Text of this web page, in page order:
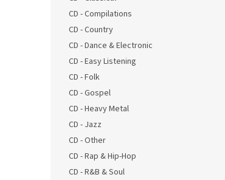
CD - Compilations
CD - Country
CD - Dance & Electronic
CD - Easy Listening
CD - Folk
CD - Gospel
CD - Heavy Metal
CD - Jazz
CD - Other
CD - Rap & Hip-Hop
CD - R&B & Soul